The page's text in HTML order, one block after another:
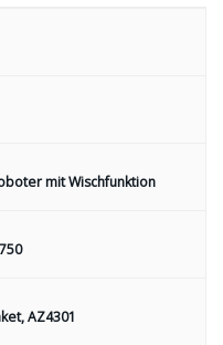
mit Wischfunktion
AZ4301